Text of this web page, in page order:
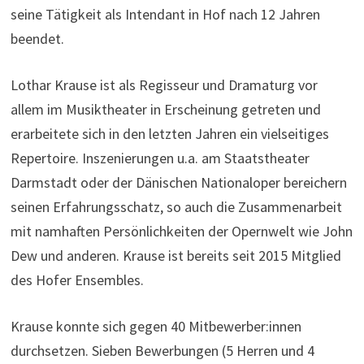
seine Tätigkeit als Intendant in Hof nach 12 Jahren
beendet.
Lothar Krause ist als Regisseur und Dramaturg vor
allem im Musiktheater in Erscheinung getreten und
erarbeitete sich in den letzten Jahren ein vielseitiges
Repertoire. Inszenierungen u.a. am Staatstheater
Darmstadt oder der Dänischen Nationaloper bereichern
seinen Erfahrungsschatz, so auch die Zusammenarbeit
mit namhaften Persönlichkeiten der Opernwelt wie John
Dew und anderen. Krause ist bereits seit 2015 Mitglied
des Hofer Ensembles.
Krause konnte sich gegen 40 Mitbewerber:innen
durchsetzen. Sieben Bewerbungen (5 Herren und 4